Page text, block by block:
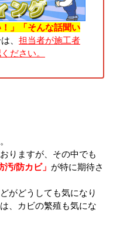
」「そんな話聞い
、 担当者が施工者
ださい。
りますが、その中でも
汚/防カビ」 が特に期待さ
がどうしても気になり
、カビの繁殖も気にな